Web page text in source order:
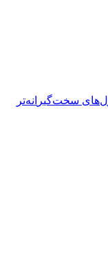
لهای سختگیر نهتر